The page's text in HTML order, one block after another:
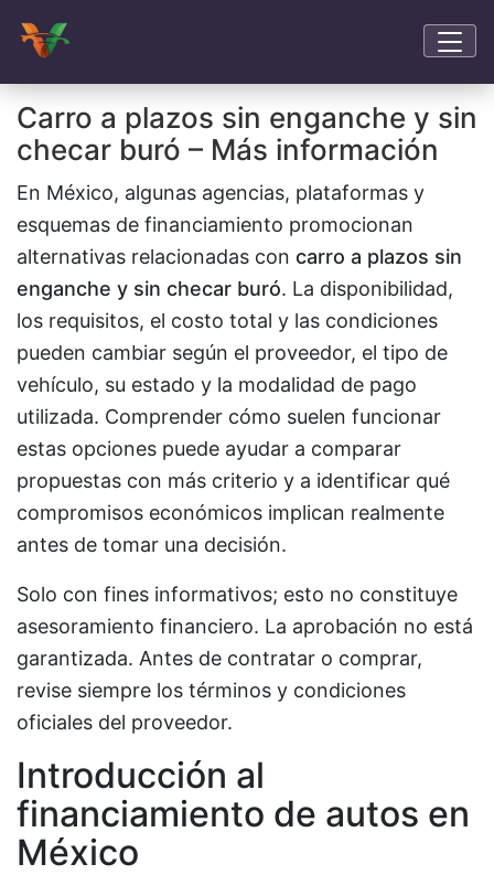
Carro a plazos sin enganche y sin
checar buró – Más información
En México, algunas agencias, plataformas y
esquemas de financiamiento promocionan
alternativas relacionadas con carro a plazos sin
enganche y sin checar buró. La disponibilidad,
los requisitos, el costo total y las condiciones
pueden cambiar según el proveedor, el tipo de
vehículo, su estado y la modalidad de pago
utilizada. Comprender cómo suelen funcionar
estas opciones puede ayudar a comparar
propuestas con más criterio y a identificar qué
compromisos económicos implican realmente
antes de tomar una decisión.
Solo con fines informativos; esto no constituye
asesoramiento financiero. La aprobación no está
garantizada. Antes de contratar o comprar,
revise siempre los términos y condiciones
oficiales del proveedor.
Introducción al
financiamiento de autos en
México